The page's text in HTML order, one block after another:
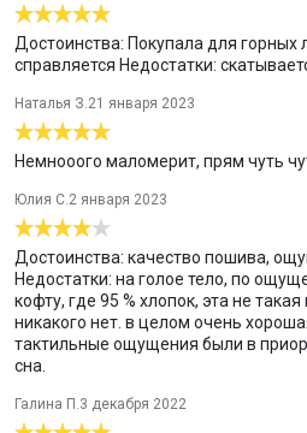
Достоинства: Покупала для горных
справляется Недостатки:
Наталья З.21 января 2023
Немнооого маломерит, прям чуть
Юлия С.2 января 2023
Достоинства: качество пошива,
Недостатки: на голое тело, по
кофту, где 95 % хлопок, эта не
никакого нет. в целом очень
тактильные ощущения были в
сна.
Галина П.3 декабря 2022